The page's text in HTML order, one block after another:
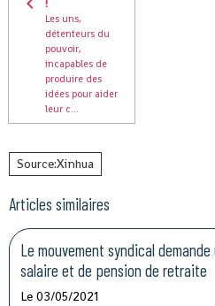
Les uns,
détenteurs du
pouvoir,
incapables de
produire des
idées pour aider
leur c...
Source:Xinhua
Articles similaires
Le mouvement syndical
salaire et de pension de retraite
Le 03/05/2021